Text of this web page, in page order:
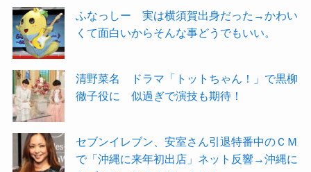
ふなっしー 実は横須賀出身だった→かわい
くて面白いからそんな事どうでもいい。
清野菜名 ドラマ「トットちゃん！」で黒柳
徹子役に 似過ぎで演技も期待！
セブンイレブン、安室さん引退特番中のＣＭ
で「沖縄に来年初出店」ネット反響→沖縄に